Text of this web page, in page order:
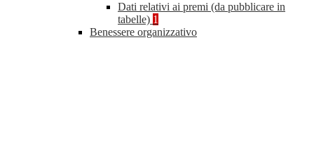
Dati relativi ai premi (da pubblicare in
tabelle) 1
Benessere organizzativo